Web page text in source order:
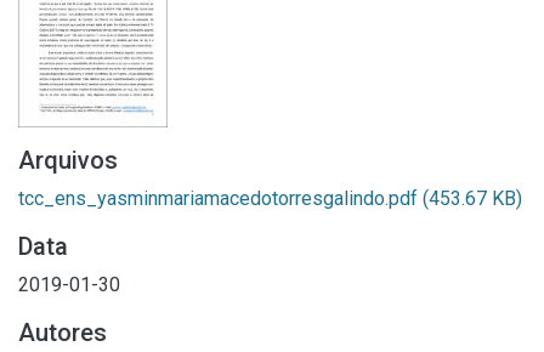
Arquivos
tcc_ens_yasminmariamacedotorresgalindo.pdf (453.67 KB)
Data
2019-01-30
Autores